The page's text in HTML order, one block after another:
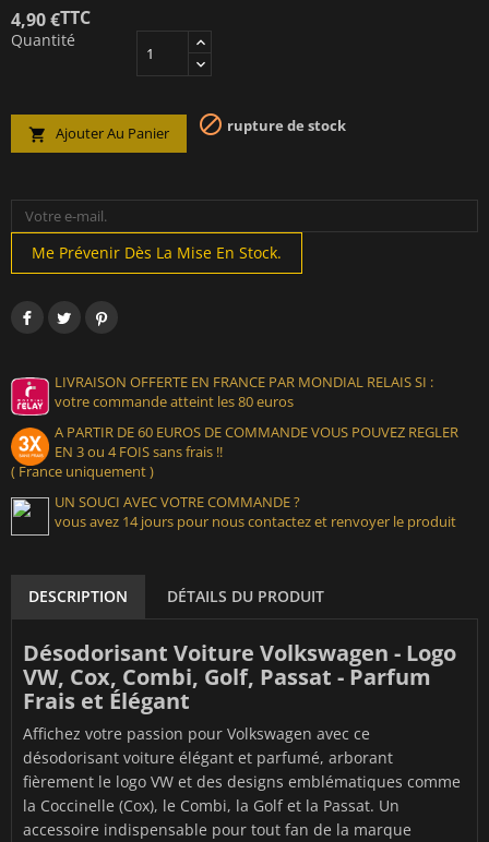
4,90 €TTC
Quantité
 Ajouter Au Panier  rupture de stock
Me Prévenir Dès La Mise En Stock.
LIVRAISON OFFERTE EN FRANCE PAR MONDIAL RELAIS SI :
votre commande atteint les 80 euros
A PARTIR DE 60 EUROS DE COMMANDE VOUS POUVEZ REGLER
EN 3 ou 4 FOIS sans frais !!
( France uniquement )
UN SOUCI AVEC VOTRE COMMANDE ?
vous avez 14 jours pour nous contactez et renvoyer le produit
DESCRIPTION DÉTAILS DU PRODUIT
Désodorisant Voiture Volkswagen - Logo
VW, Cox, Combi, Golf, Passat - Parfum
Frais et Élégant
Affichez votre passion pour Volkswagen avec ce
désodorisant voiture élégant et parfumé, arborant
fièrement le logo VW et des designs emblématiques comme
la Coccinelle (Cox), le Combi, la Golf et la Passat. Un
accessoire indispensable pour tout fan de la marque